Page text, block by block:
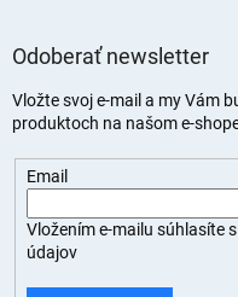
Odoberať newsletter
Vložte svoj e-mail a my Vám
produktoch na našom e-
Email
Vložením e-mailu súhlasíte s
údajov